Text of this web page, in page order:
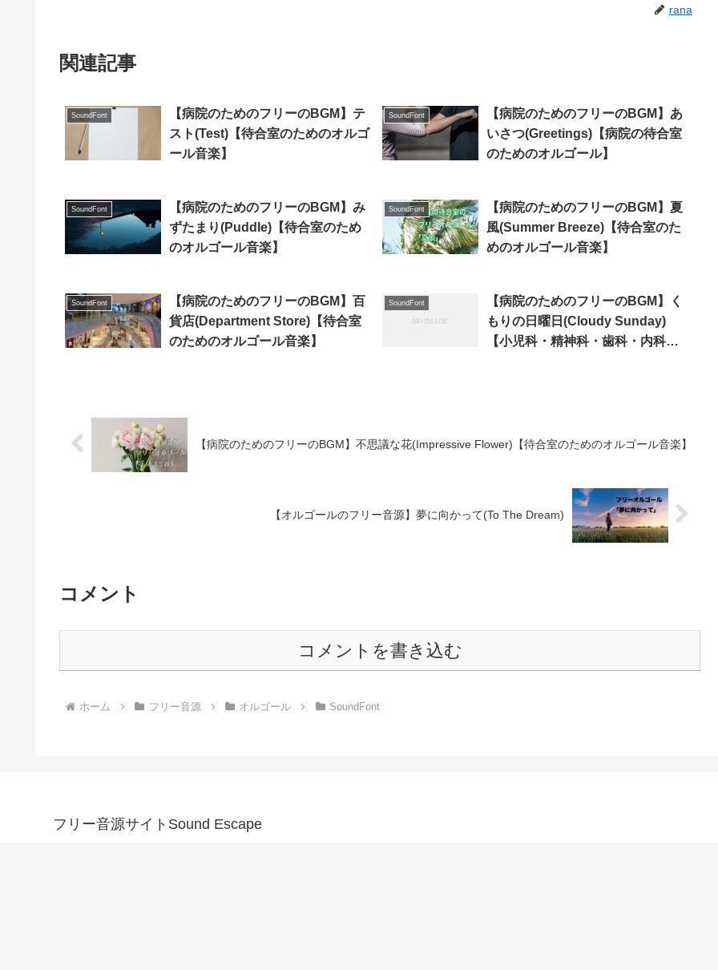
rana
関連記事
SoundFont
【病院のためのフリーのBGM】テ
スト(Test)【待合室のためのオルゴ
ール音楽】
SoundFont
【病院のためのフリーのBGM】あ
いさつ(Greetings)【病院の待合室
のためのオルゴール】
SoundFont
【病院のためのフリーのBGM】み
ずたまり(Puddle)【待合室のため
のオルゴール音楽】
SoundFont
【病院のためのフリーのBGM】夏
風(Summer Breeze)【待合室のた
めのオルゴール音楽】
SoundFont
【病院のためのフリーのBGM】百
貨店(Department Store)【待合室
のためのオルゴール音楽】
SoundFont
【病院のためのフリーのBGM】く
もりの日曜日(Cloudy Sunday)
【小児科・精神科・歯科・内科な
【病院のためのフリーのBGM】不思議な花(Impressive Flower)【待合室のためのオルゴール音楽】
【オルゴールのフリー音源】夢に向かって(To The Dream)
コメント
コメントを書き込む
ホーム フリー音源 オルゴール SoundFont
フリー音源サイトSound Escape